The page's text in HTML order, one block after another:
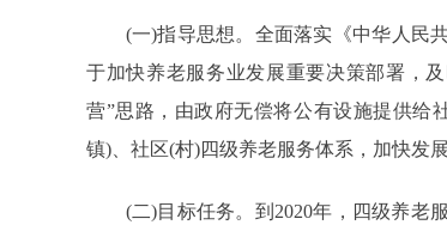
(一)指导思想。全面落实《中华人民共
于加快养老服务业发展重要决策部署，
营”思路，由政府无偿将公有设施提供给
镇)、社区(村)四级养老服务体系，加快发
(二)目标任务。到2020年，四级养老服